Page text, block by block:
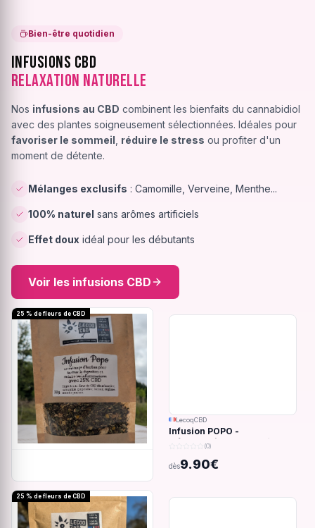
Bien-être quotidien
Infusions CBD
Relaxation Naturelle
Nos infusions au CBD combinent les bienfaits du cannabidiol
avec des plantes soigneusement sélectionnées. Idéales pour
favoriser le sommeil réduire le stress ou profiter d'un
moment de détente.
Mélanges exclusifs : Camomille, Verveine, Menthe...
100% naturel sans arômes artificiels
Effet doux idéal pour les débutants
Voir les infusions CBD
25 % de fleurs de CBD
LecoqCBD
Infusion POPO -
Inflammations du système
digestif - 32g
(0)
dès9.90€
25 % de fleurs de CBD